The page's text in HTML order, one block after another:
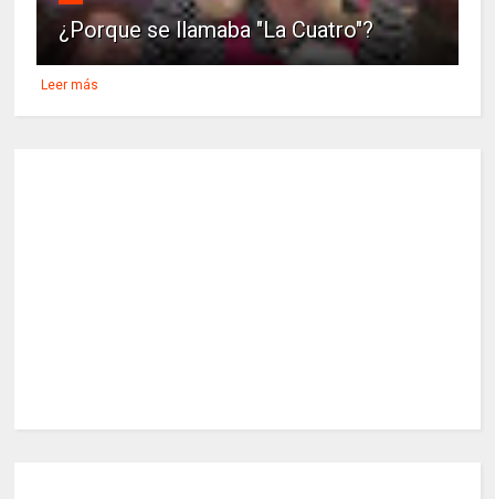
¿Porque se llamaba "La Cuatro"?
Leer más